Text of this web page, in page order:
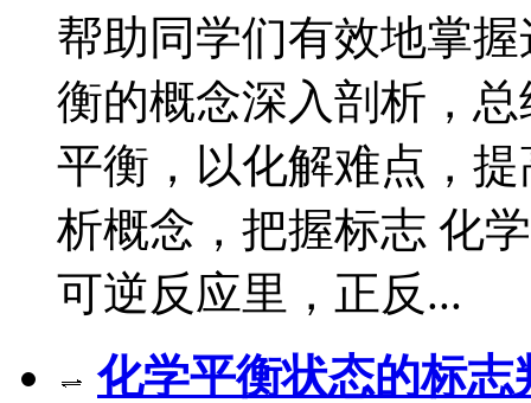
帮助同学们有效地掌
衡的概念深入剖析，
平衡，以化解难点，
析概念，把握标志 化
可逆反应里，正反...
化学平衡状态的标志